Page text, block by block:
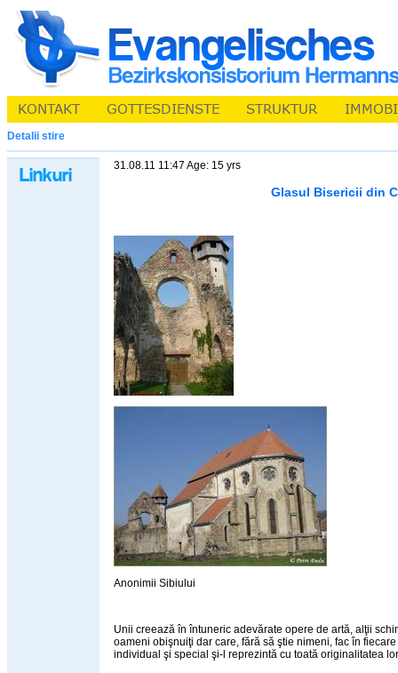
Detalii stire
31.08.11 11:47 Age: 15 yrs
Glasul Bisericii din
Anonimii Sibiului
Unii creează în întuneric adevărate opere de artă, alţii
oameni obişnuiţi dar care, fără să ştie nimeni, fac în
individual şi special şi-l reprezintă cu toată originalitatea